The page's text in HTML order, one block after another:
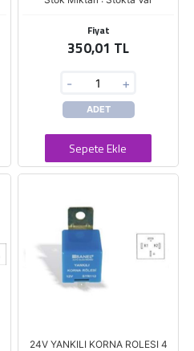
Fiyat
350,01 TL
- +
ADET
Sepete Ekle
24V YANKILI KORNA ROLESI 4